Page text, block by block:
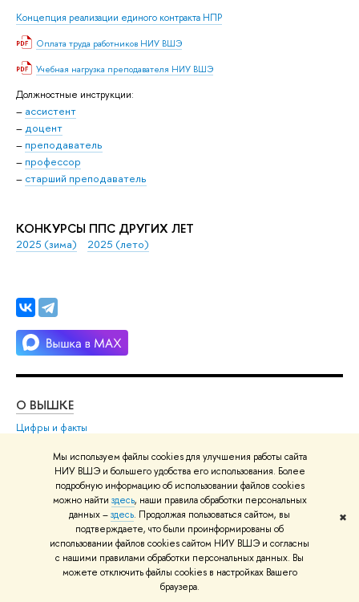
Мы используем файлы cookies для улучшения работы сайта
НИУ ВШЭ и большего удобства его использования. Более
подробную информацию об использовании файлов cookies
можно найти здесь, наши правила обработки персональных
данных –здесь. Продолжая пользоваться сайтом, вы
подтверждаете, что были проинформированы об
использовании файлов cookies сайтом НИУ ВШЭ и согласны
с нашими правилами обработки персональных данных. Вы
можете отключить файлы cookies в настройках Вашего
браузера.
✖
Концепция реализации единого контракта НПР
Оплата труда работников НИУ ВШЭ
Учебная нагрузка преподавателя НИУ ВШЭ
Должностные инструкции:
– ассистент
– доцент
– преподаватель
– профессор
– старший преподаватель
КОНКУРСЫ ППС ДРУГИХ ЛЕТ
2025 (зима) 2025 (лето)
О ВЫШКЕ
Цифры и факты
Устойчивое развитие в НИУ ВШЭ
Преподаватели и сотрудники
Корпуса и общежития
Обращения граждан в НИУ ВШЭ
Фонд целевого капитала